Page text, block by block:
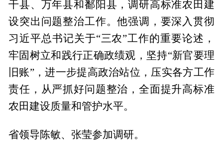
干县、万年县和鄱阳县，调研高标准农田建
设突出问题整治工作。他强调，要深入贯彻
习近平总书记关于“三农”工作的重要论述，
牢固树立和践行正确政绩观，坚持“新官要理
旧账”，进一步提高政治站位，压实各方工作
责任，从严抓好问题整治，全面提升高标准
农田建设质量和管护水平。
省领导陈敏、张莹参加调研。